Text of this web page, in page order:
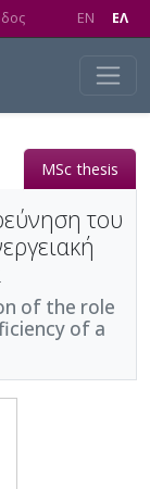
EN EΛ
MSc thesis
του
of the role
of a